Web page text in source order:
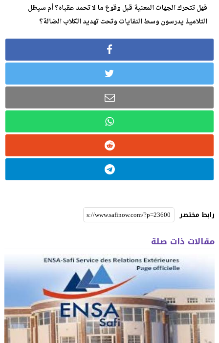
فهل تتحرك الجهات المعنية قبل وقوع ما لا تحمد عقباه؟ أم سيظل
التلاميذ يدرسون وسط النفايات وتحت تهديد الكلاب الضالة؟
رابط مختصر
مقالات ذات صلة